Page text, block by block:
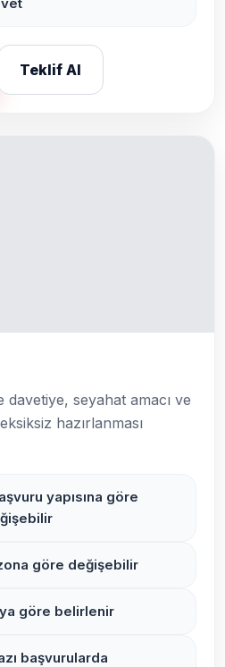
Teklif Al
seyahat amacı ve
hazırlanması
yapısına göre
göre değişebilir
göre belirlenir
başvurularda